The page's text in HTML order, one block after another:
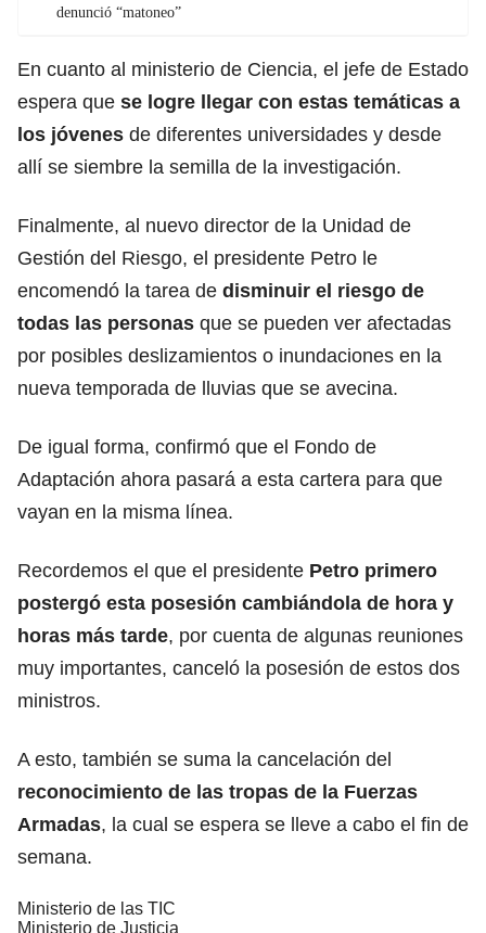
denunció “matoneo”
En cuanto al ministerio de Ciencia, el jefe de Estado
espera que se logre llegar con estas temáticas a
los jóvenes de diferentes universidades y desde
allí se siembre la semilla de la investigación.
Finalmente, al nuevo director de la Unidad de
Gestión del Riesgo, el presidente Petro le
encomendó la tarea de disminuir el riesgo de
todas las personas que se pueden ver afectadas
por posibles deslizamientos o inundaciones en la
nueva temporada de lluvias que se avecina.
De igual forma, confirmó que el Fondo de
Adaptación ahora pasará a esta cartera para que
vayan en la misma línea.
Recordemos el que el presidente Petro primero
postergó esta posesión cambiándola de hora y
horas más tarde, por cuenta de algunas reuniones
muy importantes, canceló la posesión de estos dos
ministros.
A esto, también se suma la cancelación del
reconocimiento de las tropas de la Fuerzas
Armadas, la cual se espera se lleve a cabo el fin de
semana.
Ministerio de las TIC
Ministerio de Justicia